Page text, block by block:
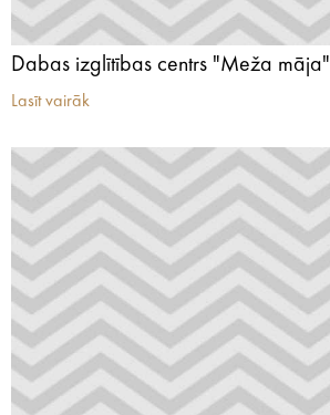
Dabas izglītības centrs "Meža māja"
Lasīt vairāk